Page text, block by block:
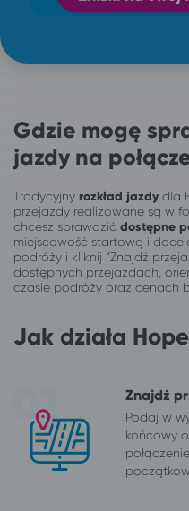
Gdzie mogę
jazdy na
Tradycyjny rozkład jazdydla
przejazdy realizowane są w
chcesz sprawdzić dostępne
miejscowość startową i
podróży i kliknij “Znajdź
dostępnych przejazdach,
czasie podróży oraz cenach
Jak działa
Znajdź
Podaj w
końcowy